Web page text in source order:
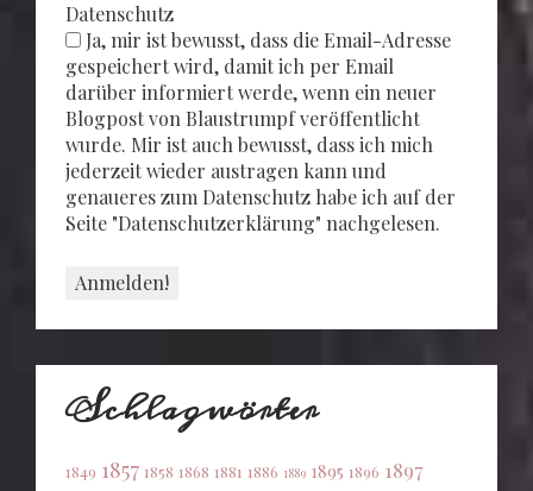
Datenschutz
Ja, mir ist bewusst, dass die Email-Adresse
gespeichert wird, damit ich per Email
darüber informiert werde, wenn ein neuer
Blogpost von Blaustrumpf veröffentlicht
wurde. Mir ist auch bewusst, dass ich mich
jederzeit wieder austragen kann und
genaueres zum Datenschutz habe ich auf der
Seite "Datenschutzerklärung" nachgelesen.
Schlagwörter
1849 1857 1858 1868 1881 1886 1889 1895 1896 1897